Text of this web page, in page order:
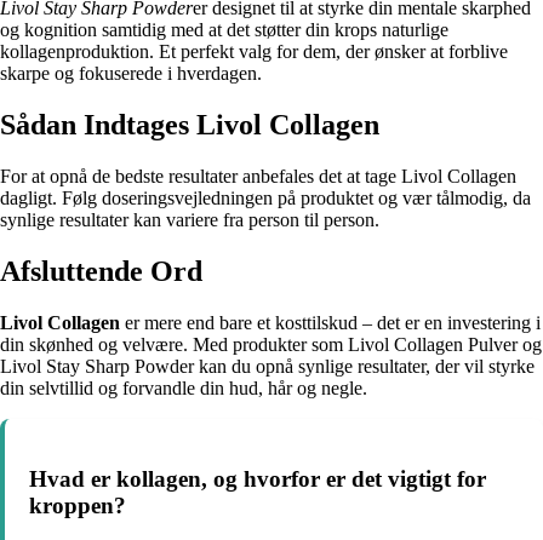
Livol Stay Sharp Powderer designet til at styrke din mentale skarphed
og kognition samtidig med at det støtter din krops naturlige
kollagenproduktion. Et perfekt valg for dem, der ønsker at forblive
skarpe og fokuserede i hverdagen.
Sådan Indtages Livol Collagen
For at opnå de bedste resultater anbefales det at tage Livol Collagen
dagligt. Følg doseringsvejledningen på produktet og vær tålmodig, da
synlige resultater kan variere fra person til person.
Afsluttende Ord
Livol Collagen er mere end bare et kosttilskud – det er en investering i
din skønhed og velvære. Med produkter som Livol Collagen Pulver og
Livol Stay Sharp Powder kan du opnå synlige resultater, der vil styrke
din selvtillid og forvandle din hud, hår og negle.
Hvad er kollagen, og hvorfor er det vigtigt for
kroppen?